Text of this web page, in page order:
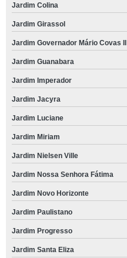
Jardim Colina
Jardim Girassol
Jardim Governador Mário Covas II
Jardim Guanabara
Jardim Imperador
Jardim Jacyra
Jardim Luciane
Jardim Miriam
Jardim Nielsen Ville
Jardim Nossa Senhora Fátima
Jardim Novo Horizonte
Jardim Paulistano
Jardim Progresso
Jardim Santa Eliza